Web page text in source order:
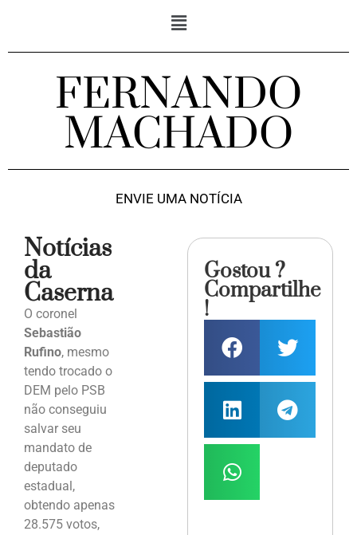
FERNANDO
MACHADO
ENVIE UMA NOTÍCIA
Notícias
da
Caserna
O coronel
Sebastião
Rufino, mesmo
tendo trocado o
DEM pelo PSB
não conseguiu
salvar seu
mandato de
deputado
estadual,
obtendo apenas
28.575 votos,
Gostou ?
Compartilhe
!